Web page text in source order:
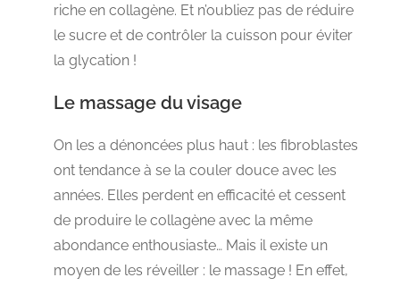
riche en collagène. Et n’oubliez pas de réduire
le sucre et de contrôler la cuisson pour éviter
la glycation !
Le massage du visage
On les a dénoncées plus haut : les fibroblastes
ont tendance à se la couler douce avec les
années. Elles perdent en efficacité et cessent
de produire le collagène avec la même
abondance enthousiaste… Mais il existe un
moyen de les réveiller : le massage ! En effet,